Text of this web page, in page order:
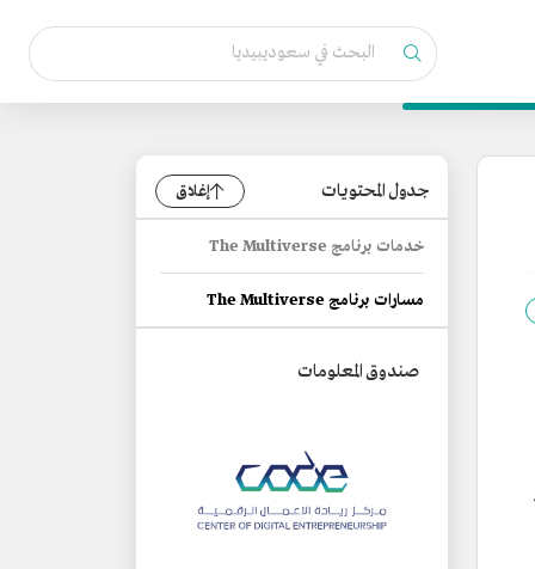
جدول المحتويات إغلاق
خدمات برنامج The Multiverse
مسارات برنامج The Multiverse
صندوق المعلومات